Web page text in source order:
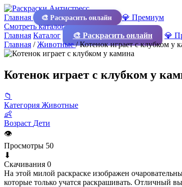
Главная 🎨 Раскрасить онлайн
💎 Премиум
Смотреть каталог
Главная Каталог 🎨 Раскрасить онлайн
💎
Главная /Животные/Котенок играет с клубком у
Котенок играет с клубком у
📁
Категория Животные
👶
Возраст Дети
👁
Просмотры 50
⬇
Скачивания 0
На этой милой раскраске изображен
которые только учатся раскрашивать. Отличный